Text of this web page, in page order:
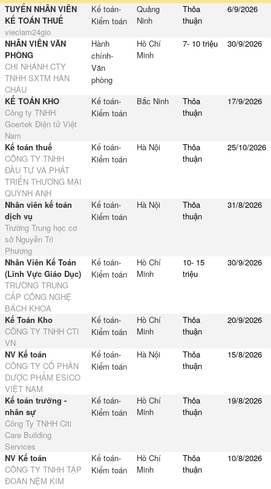
TUYỂN NHÂN VIÊN
KẾ TOÁN THUẾ
vieclam24gio
Kế toán-
Kiểm toán
Quảng
Ninh
Thỏa
thuận
6/9/2026
NHÂN VIÊN VĂN
PHÒNG
CHI NHÁNH CTY
TNHH SXTM HÀN
CHÂU
Hành
chính-
Văn
phòng
Hồ Chí
Minh
7- 10 triệu 30/9/2026
KẾ TOÁN KHO
Công ty TNHH
Goertek Điện tử Việt
Nam
Kế toán-
Kiểm toán
Bắc Ninh
Thỏa
thuận
17/9/2026
Kế toán thuế
CÔNG TY TNHH
ĐẦU TƯ VÀ PHÁT
TRIỂN THƯƠNG MẠI
QUỲNH ANH
Kế toán-
Kiểm toán
Hà Nội
Thỏa
thuận
25/10/2026
Nhân viên kế toán
dịch vụ
Trường Trung học cơ
sở Nguyễn Tri
Phương
Kế toán-
Kiểm toán
Hà Nội
Thỏa
thuận
31/8/2026
Nhân Viên Kế Toán
(Lĩnh Vực Giáo Dục)
TRƯỜNG TRUNG
CẤP CÔNG NGHỆ
BÁCH KHOA
Kế toán-
Kiểm toán
Hồ Chí
Minh
10- 15
triệu
30/9/2026
Kế Toán Kho
CÔNG TY TNHH CTI
VN
Kế toán-
Kiểm toán
Hồ Chí
Minh
Thỏa
thuận
20/9/2026
NV Kế toán
CÔNG TY CỔ PHẦN
DƯỢC PHẨM ESICO
VIỆT NAM
Kế toán-
Kiểm toán
Hà Nội
Thỏa
thuận
15/8/2026
Kế toán trưởng -
nhân sự
Công Ty TNHH Citi
Care Building
Services
Kế toán-
Kiểm toán
Hồ Chí
Minh
Thỏa
thuận
19/8/2026
NV Kế toán
CÔNG TY TNHH TẬP
ĐOÀN NỆM KIM
Kế toán-
Kiểm toán
Hồ Chí
Minh
Thỏa
thuận
10/8/2026